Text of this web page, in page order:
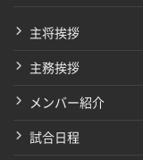
主将挨拶
主務挨拶
メンバー紹介
試合日程